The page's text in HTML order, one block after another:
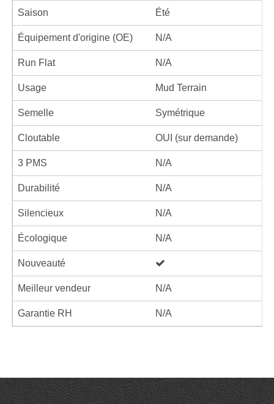
Saison Été
Équipement d'origine (OE) N/A
Run Flat N/A
Usage Mud Terrain
Semelle Symétrique
Cloutable OUI (sur demande)
3 PMS N/A
Durabilité N/A
Silencieux N/A
Écologique N/A
Nouveauté
Meilleur vendeur N/A
Garantie RH N/A